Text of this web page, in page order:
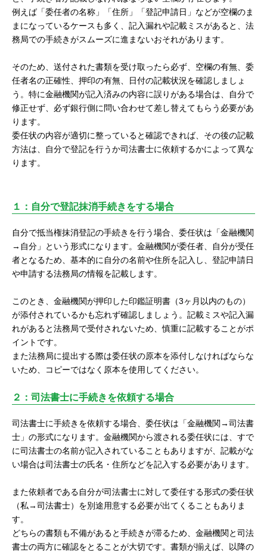
例えば「委任者の名称」「住所」「登記申請日」などが空欄のま
まになっているケースも多く、記入漏れや記載ミスがあると、法
務局での手続きがスムーズに進まないおそれがあります。
そのため、送付された書類を受け取ったら必ず、空欄の有無、委
任者名の正確性、押印の有無、日付の記載状況を確認しましょ
う。特に金融機関が記入済みの内容に誤りがある場合は、自分で
修正せず、必ず銀行側に問い合わせて差し替えてもらう必要があ
ります。
委任状の内容が適切に整っていると確認できれば、その後の記載
方法は、自分で登記を行うか司法書士に依頼するかによって異な
ります。
１：自分で登記抹消手続きをする場合
自分で抵当権抹消登記の手続きを行う場合、委任状は「金融機関
→自分」という形式になります。金融機関が委任者、自分が受任
者となるため、基本的に自分の名前や住所を記入し、登記申請日
や申請する法務局の情報を記載します。
このとき、金融機関が押印した印鑑証明書（3ヶ月以内のもの）
が添付されているかも忘れず確認しましょう。記載ミスや記入漏
れがあると法務局で受付されないため、慎重に記載することがポ
イントです。
また法務局に提出する際は委任状の原本を添付しなければならな
いため、コピーではなく原本を使用してください。
２：司法書士に手続きを依頼する場合
司法書士に手続きを依頼する場合、委任状は「金融機関→司法書
士」の形式になります。金融機関から渡される委任状には、すで
に司法書士の名前が記入されていることもありますが、記載がな
い場合は司法書士の氏名・住所などを記入する必要があります。
また依頼者である自分が司法書士に対して委任する形式の委任状
（私→司法書士）を別途用意する必要が出てくることもありま
す。
どちらの書類も不備があると手続きが滞るため、金融機関と司法
書士の両方に確認をとることが大切です。書類が揃えば、以降の